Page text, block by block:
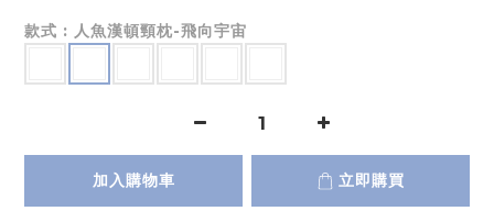
款式 : 人魚漢頓頸枕-飛向宇宙
加入購物車 立即購買